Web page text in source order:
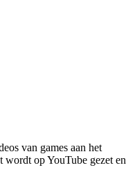
van games aan het
wordt op YouTube gezet en